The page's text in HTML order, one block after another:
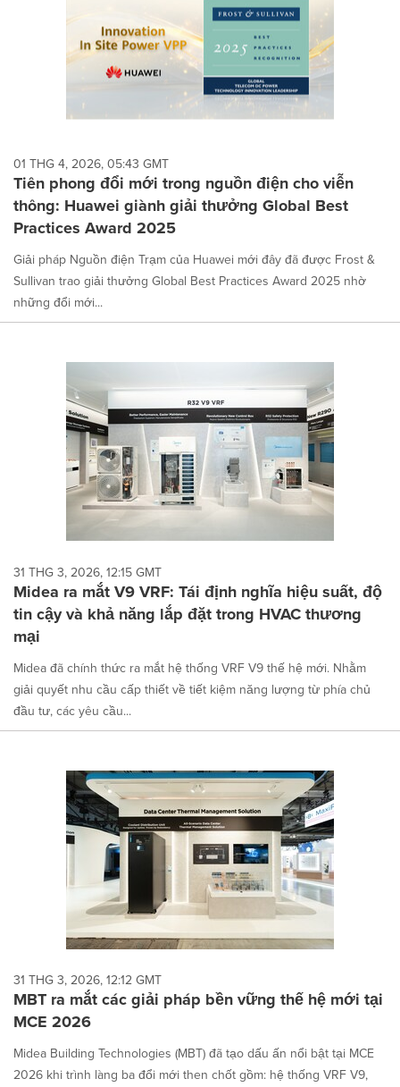
01 THG 4, 2026, 05:43 GMT
Tiên phong đổi mới trong nguồn điện cho viễn
thông: Huawei giành giải thưởng Global Best
Practices Award 2025
Giải pháp Nguồn điện Trạm của Huawei mới đây đã được Frost &
Sullivan trao giải thưởng Global Best Practices Award 2025 nhờ
những đổi mới...
31 THG 3, 2026, 12:15 GMT
Midea ra mắt V9 VRF: Tái định nghĩa hiệu suất, độ
tin cậy và khả năng lắp đặt trong HVAC thương
mại
Midea đã chính thức ra mắt hệ thống VRF V9 thế hệ mới. Nhằm
giải quyết nhu cầu cấp thiết về tiết kiệm năng lượng từ phía chủ
đầu tư, các yêu cầu...
31 THG 3, 2026, 12:12 GMT
MBT ra mắt các giải pháp bền vững thế hệ mới tại
MCE 2026
Midea Building Technologies (MBT) đã tạo dấu ấn nổi bật tại MCE
2026 khi trình làng ba đổi mới then chốt gồm: hệ thống VRF V9,